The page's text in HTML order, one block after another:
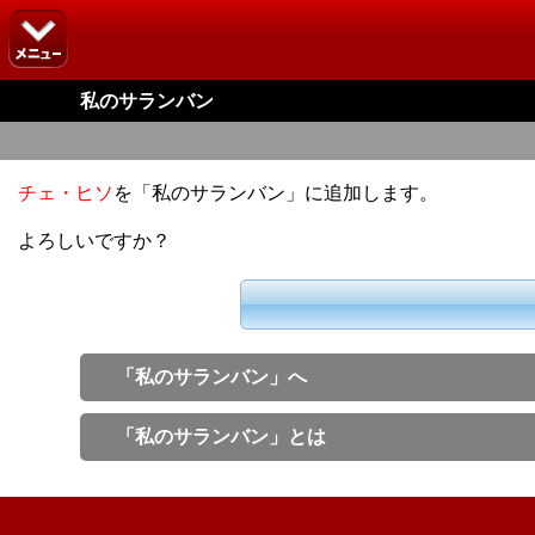
私のサランバン
チェ・ヒソ を「私のサランバン」に追加します。
よろしいですか？
「私のサランバン」へ
「私のサランバン」とは